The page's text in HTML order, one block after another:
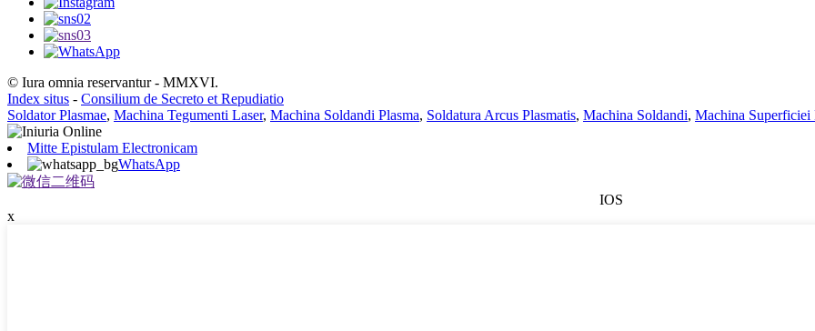
© Iura omnia reservantur - MMXVI.
Index situs - Consilium de Secreto et Repudiatio
Soldator Plasmae, Machina Tegumenti Laser, Machina Soldandi Plasma, Soldatura Arcus Plasmatis, Machina Soldandi, Machina Superficiei
Mitte Epistulam Electronicam
WhatsApp
IOS
x